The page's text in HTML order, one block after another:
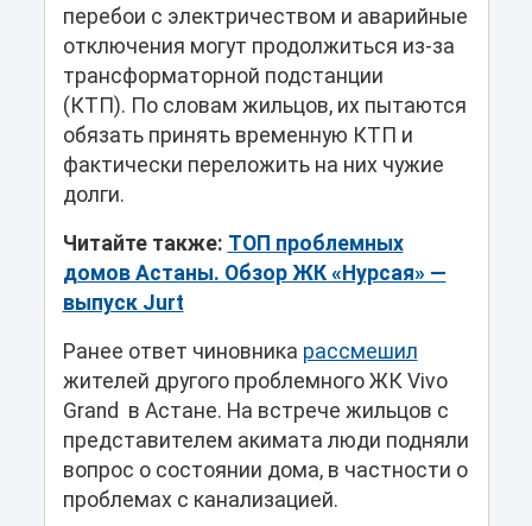
перебои с электричеством и аварийные
отключения могут продолжиться из-за
трансформаторной подстанции
(КТП). По словам жильцов, их пытаются
обязать принять временную КТП и
фактически переложить на них чужие
долги.
Читайте также: ТОП проблемных
домов Астаны. Обзор ЖК «Нурсая» —
выпуск Jurt
Ранее ответ чиновника рассмешил
жителей другого проблемного ЖК Vivo
Grand в Астане. На встрече жильцов с
представителем акимата люди подняли
вопрос о состоянии дома, в частности о
проблемах с канализацией.